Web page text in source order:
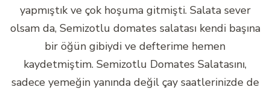
yapmıştık ve çok hoşuma gitmişti. Salata sever
olsam da, Semizotlu domates salatası kendi başına
bir öğün gibiydi ve defterime hemen
kaydetmiştim. Semizotlu Domates Salatasını,
sadece yemeğin yanında değil çay saatlerinizde de